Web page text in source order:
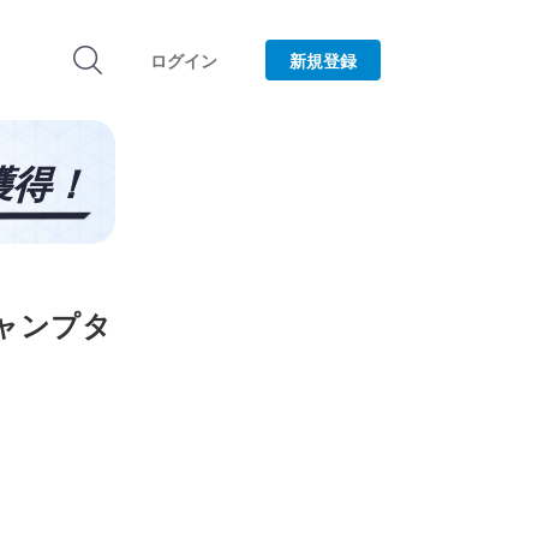
ログイン 新規登録
ンプタ